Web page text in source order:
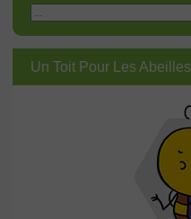
Un Toit Pour Les Abeilles